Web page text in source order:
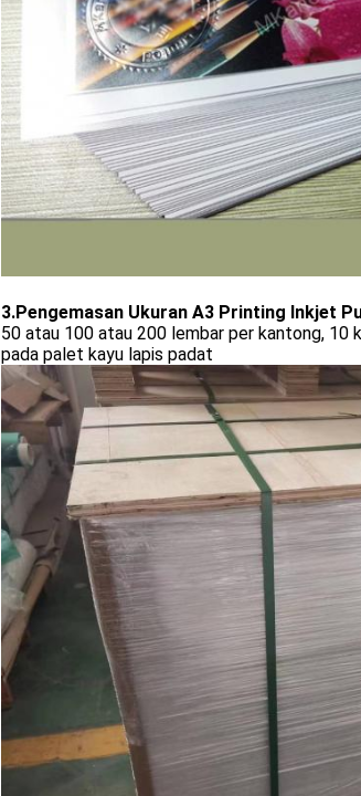
3.Pengemasan Ukuran A3 Printing Inkjet
50 atau 100 atau 200 lembar per kantong,
pada palet kayu lapis padat